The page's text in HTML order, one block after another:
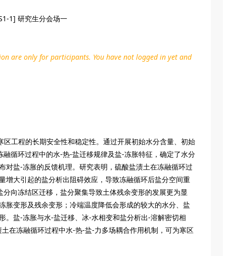
1] 研究生分会场一
are only for participants. You have not logged in yet and
工程的长期安全性和稳定性。通过开展初始水分含量、初始
循环过程中的水-热-盐迁移规律及盐-冻胀特征，确定了水分
盐-冻胀的反馈机理。研究表明，硫酸盐渍土在冻融循环过
大引起的盐分析出阻碍效应，导致冻融循环后盐分空间重
向冻结区迁移，盐分聚集导致土体残余变形的发展更为显
变形及残余变形；冷端温度降低会形成的较大的水分、盐
。盐-冻胀与水-盐迁移、冰-水相变和盐分析出-溶解密切相
在冻融循环过程中水-热-盐-力多场耦合作用机制，可为寒区